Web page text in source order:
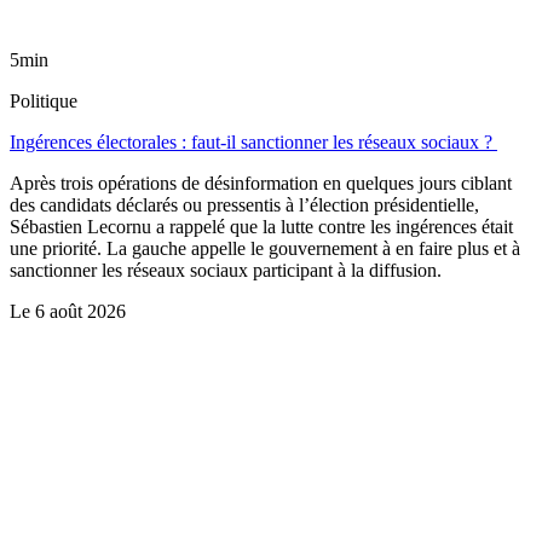
5min
Politique
Ingérences électorales : faut-il sanctionner les réseaux sociaux ?
Après trois opérations de désinformation en quelques jours ciblant
des candidats déclarés ou pressentis à l’élection présidentielle,
Sébastien Lecornu a rappelé que la lutte contre les ingérences était
une priorité. La gauche appelle le gouvernement à en faire plus et à
sanctionner les réseaux sociaux participant à la diffusion.
Le 6 août 2026